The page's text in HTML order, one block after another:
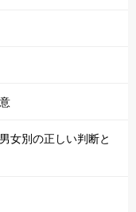
女別の正しい判断と